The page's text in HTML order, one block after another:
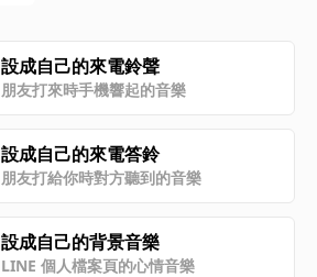
設成自己的來電鈴聲
朋友打來時手機響起的音樂
設成自己的來電答鈴
朋友打給你時對方聽到的音樂
設成自己的背景音樂
LINE 個人檔案頁的心情音樂